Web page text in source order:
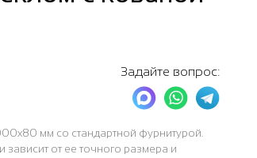
Задайте вопрос:
мм со стандартной фурнитурой.
зависит от ее точного размера и